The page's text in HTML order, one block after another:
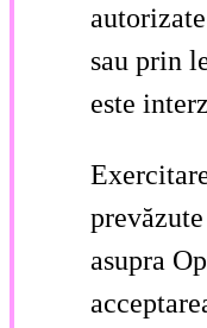
sau prin
este
asupra